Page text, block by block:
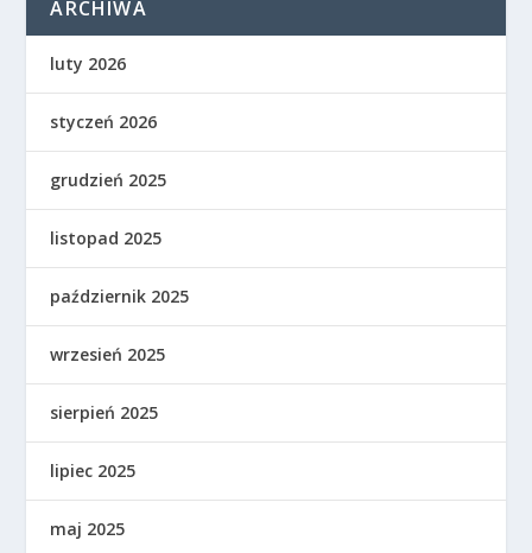
ARCHIWA
luty 2026
styczeń 2026
grudzień 2025
listopad 2025
październik 2025
wrzesień 2025
sierpień 2025
lipiec 2025
maj 2025